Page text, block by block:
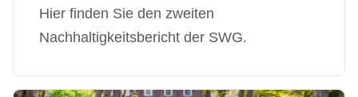
Hier finden Sie den zweiten
Nachhaltigkeitsbericht der SWG.